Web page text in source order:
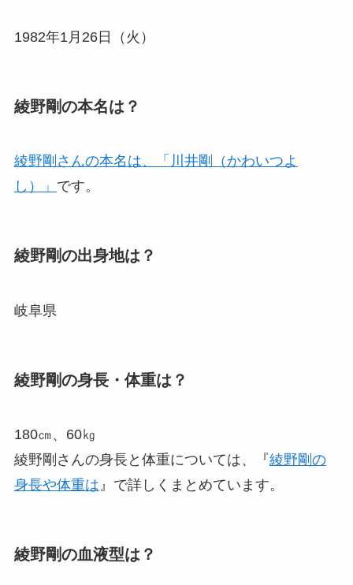
1982年1月26日（火）
綾野剛の本名は？
綾野剛さんの本名は、「川井剛（かわいつよ
し）」 です。
綾野剛の出身地は？
岐阜県
綾野剛の身長・体重は？
180㎝、60㎏
綾野剛さんの身長と体重については、『綾野剛の
身長や体重は』で詳しくまとめています。
綾野剛の血液型は？